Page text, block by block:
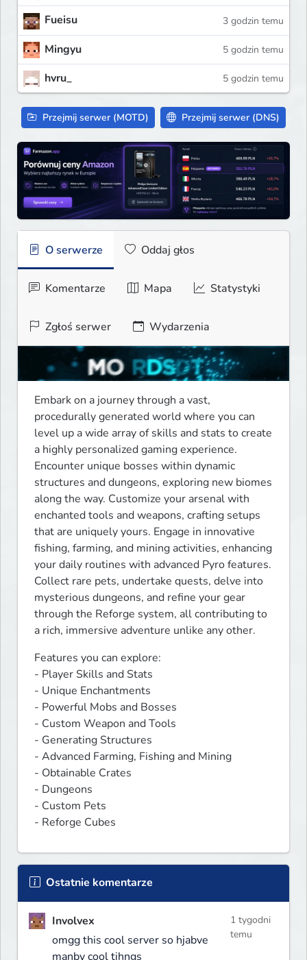
Fueisu 3 godzin temu
Mingyu 5 godzin temu
hvru_ 5 godzin temu
Przejmij serwer (MOTD) Przejmij serwer (DNS)
O serwerze Oddaj głos
Komentarze Mapa Statystyki
Zgłoś serwer Wydarzenia
Embark on a journey through a vast,
procedurally generated world where you can
level up a wide array of skills and stats to create
a highly personalized gaming experience.
Encounter unique bosses within dynamic
structures and dungeons, exploring new biomes
along the way. Customize your arsenal with
enchanted tools and weapons, crafting setups
that are uniquely yours. Engage in innovative
fishing, farming, and mining activities, enhancing
your daily routines with advanced Pyro features.
Collect rare pets, undertake quests, delve into
mysterious dungeons, and refine your gear
through the Reforge system, all contributing to
a rich, immersive adventure unlike any other.
Features you can explore:
- Player Skills and Stats
- Unique Enchantments
- Powerful Mobs and Bosses
- Custom Weapon and Tools
- Generating Structures
- Advanced Farming, Fishing and Mining
- Obtainable Crates
- Dungeons
- Custom Pets
- Reforge Cubes
Ostatnie komentarze
Involvex
omgg this cool server so hjabve
manby cool tihngs
1 tygodni
temu